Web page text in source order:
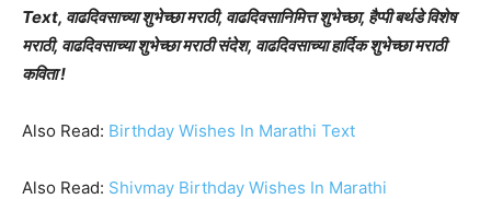
Text, वाढदिवसाच्या शुभेच्छा मराठी, वाढदिवसानिमित्त शुभेच्छा, हैप्पी बर्थडे विशेष
मराठी, वाढदिवसाच्या शुभेच्छा मराठी संदेश, वाढदिवसाच्या हार्दिक शुभेच्छा मराठी
कविता !
Also Read: Birthday Wishes In Marathi Text
Also Read: Shivmay Birthday Wishes In Marathi